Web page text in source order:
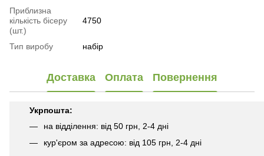
Приблизна
кількість бісеру
(шт.)
4750
Тип виробу набір
Доставка Оплата Повернення
Укрпошта:
на відділення: від 50 грн, 2-4 дні
кур'єром за адресою: від 105 грн, 2-4 дні